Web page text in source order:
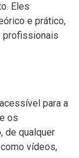
Eles
e prático,
profissionais
para a
os
de qualquer
vídeos,